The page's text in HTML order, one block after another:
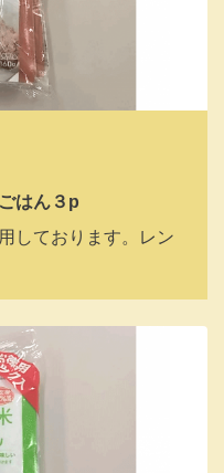
はん３p
しております。レン